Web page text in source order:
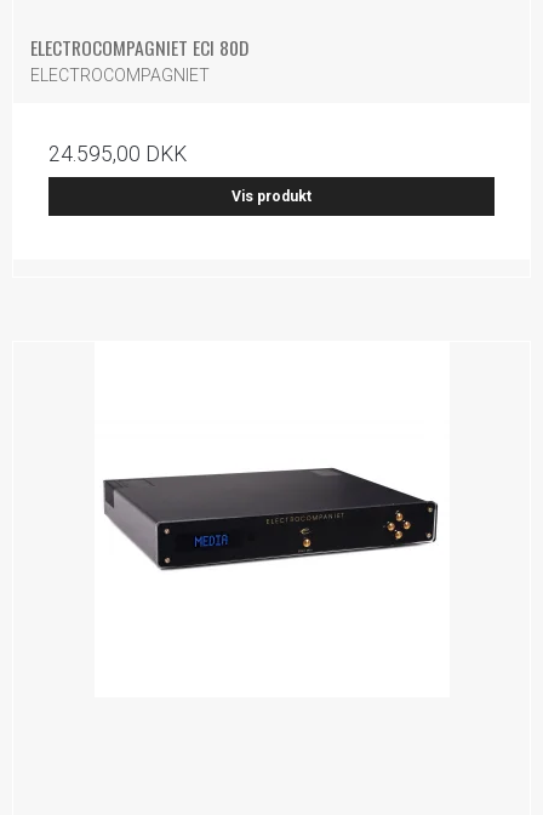
ELECTROCOMPAGNIET ECI 80D
ELECTROCOMPAGNIET
24.595,00 DKK
Vis produkt